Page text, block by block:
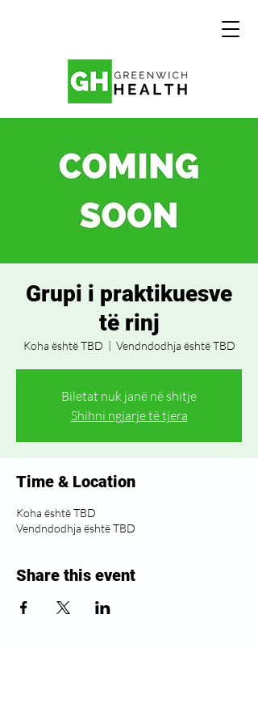
Grupi i praktikuesve
të rinj
Koha është TBD
  |
Vendndodhja është TBD
Biletat nuk janë në shitje
Shihni ngjarje të tjera
Time & Location
Koha është TBD
Vendndodhja është TBD
Share this event